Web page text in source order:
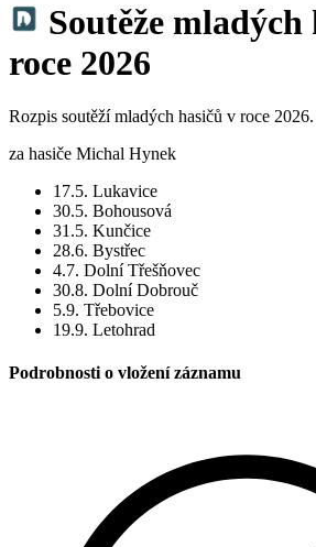
Soutěže mladých
roce 2026
Rozpis soutěží mladých hasičů v roce 2026.
za hasiče Michal Hynek
17.5. Lukavice
30.5. Bohousová
31.5. Kunčice
28.6. Bystřec
4.7. Dolní Třešňovec
30.8. Dolní Dobrouč
5.9. Třebovice
19.9. Letohrad
Podrobnosti o vložení záznamu